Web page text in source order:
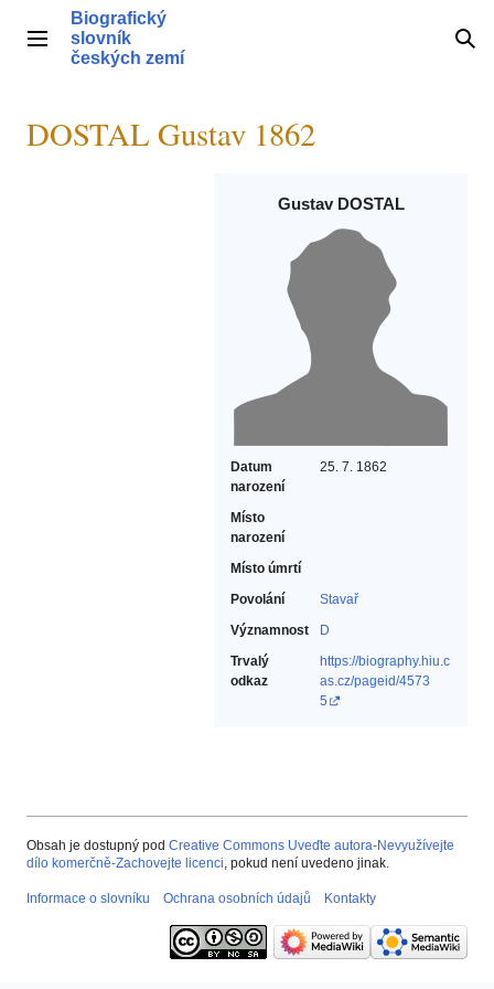
obsahHlavní menu
Biografický
slovník
českých zemí
DOSTAL Gustav 1862
Gustav DOSTAL
Datum
narození
25. 7. 1862
Místo
narození
Místo úmrtí
Povolání
Stavař‎
Významnost
D
Trvalý
odkaz
https://biography.hiu.c
as.cz/pageid/4573
5
Obsah je dostupný pod Creative Commons Uveďte autora-Nevyužívejte
dílo komerčně-Zachovejte licenci, pokud není uvedeno jinak.
Informace o slovníku Ochrana osobních údajů Kontakty